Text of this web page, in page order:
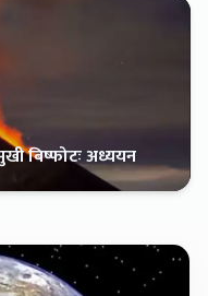
बिष्फोटः अध्ययन